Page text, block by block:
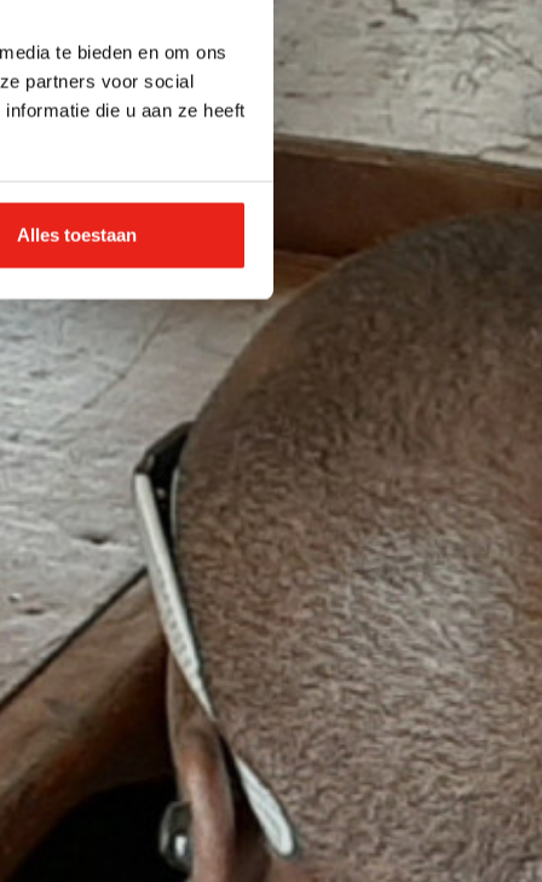
te bieden en om ons
partners voor social
die u aan ze heeft
Alles toestaan